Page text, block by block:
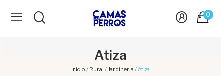
0
Atiza
Inicio Rural Jardineria Atiza